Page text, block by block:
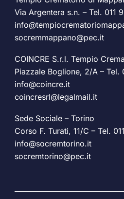
Via Argentera s.n. – Tel. 011
socremmappano@pec.it
COINCRE S.r.l. Tempio
Piazzale Boglione, 2/A – Tel.
info@coincre.it
coincresrl@legalmail.it
Sede Sociale – Torino
Corso F. Turati, 11/C – Tel.
info@socremtorino.it
socremtorino@pec.it